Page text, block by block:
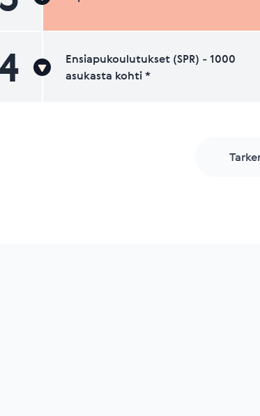
Ensiapukoulutukset (SPR) - 1000
asukasta kohti *